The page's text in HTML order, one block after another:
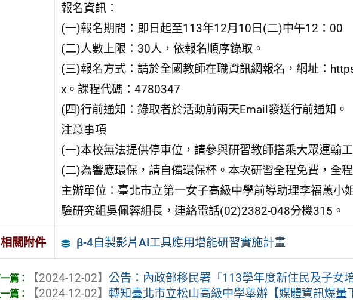
報名資訊：
(一)報名期間：即日起至113年12月10日(二)中午12：00
(二)人數上限：30人，依報名順序錄取。
(三)報名方式：請於全國教師在職資訊網報名，網址：
x。課程代碼：4780347
(四)行前通知：錄取者於活動前兩天Email發送行前通知。
注意事項
(一)本校無法提供停車位，請參與研習教師搭乘大眾運輸
(二)為響應環保，請自備環保杯。本次研習全程免費，全
主辦單位：臺北市立第一女子高級中學前導助理李福蕙
驗研究組吳佩蓉組長，連絡電話(02)2382-048分機315。
相關附件 β-4自製影片AI工具應用增能研習實施計畫
【2024-12-02】 公告：內政部移民署「113學年度新住民及子女
【2024-12-02】轉知臺北市立松山高級中學舉辦【媒體資訊爆量